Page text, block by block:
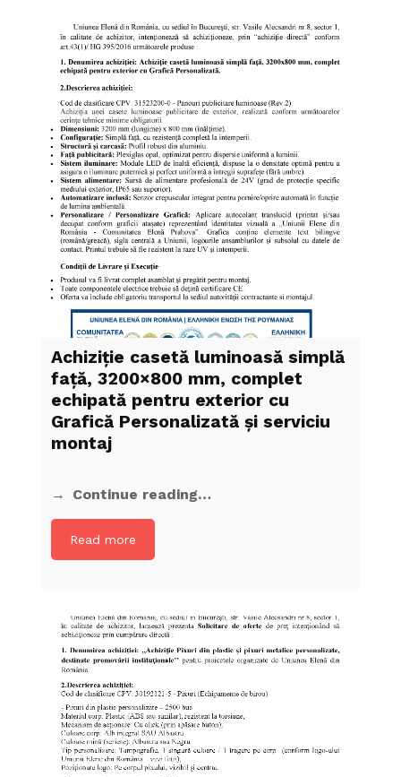
Achiziție casetă luminoasă simplă
față, 3200×800 mm, complet
echipată pentru exterior cu
Grafică Personalizată și serviciu
montaj
Continue reading…
Read more